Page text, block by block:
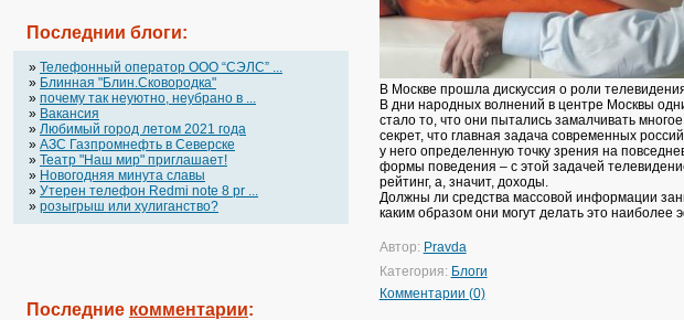
Последнии блоги:
» Телефонный оператор OOO “СЭЛС” ...
» Блинная "Блин.Сковородка"
» почему так неуютно, неубрано в ...
» Вакансия
» Любимый город летом 2021 года
» АЗС Газпромнефть в Северске
» Театр "Наш мир" приглашает!
» Новогодняя минута славы
» Утерен телефон Redmi note 8 pr ...
» розыгрыш или хулиганство?
Последние комментарии:
В Москве прошла дискуссия о роли
В дни народных волнений в центре Москвы
стало то, что они пытались замалчивать
секрет, что главная задача современных
у него определенную точку зрения на
формы поведения – с этой задачей
рейтинг, а, значит, доходы.
Должны ли средства массовой информации
каким образом они могут делать это наиболее
Автор: Pravda
Категория: Блоги
Комментарии (0)